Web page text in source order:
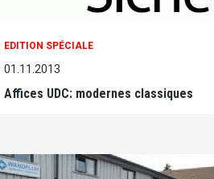
EDITION SPÉCIALE
01.11.2013
Affices UDC: modernes classiques